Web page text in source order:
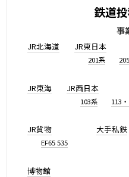
鉄道
事
JR北海道 JR東日本
201系
JR東海 JR西日本
103系 113
JR貨物
EF65 535
大手私鉄
博物館